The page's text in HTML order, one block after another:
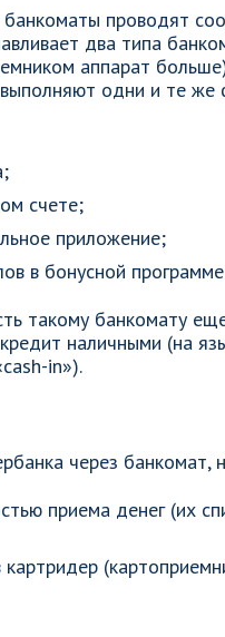
проводят
два типа
аппарат
одни и те же
счете;
приложение;
в бонусной
такому банкомату
наличными (на
in»).
через банкомат,
приема денег (их
картридер